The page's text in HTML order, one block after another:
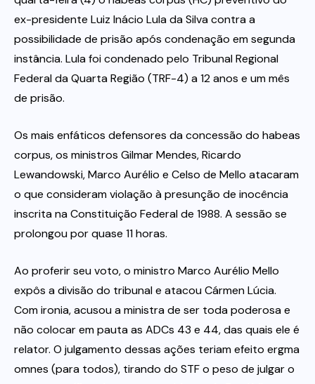
Itau
Financeiras e Cooperativas
ex-presidente Luiz Inácio Lula da Silva contra a
possibilidade de prisão após condenação em segunda
instância. Lula foi condenado pelo Tribunal Regional
Federal da Quarta Região (TRF-4) a 12 anos e um mês
de prisão.
Os mais enfáticos defensores da concessão do habeas
corpus, os ministros Gilmar Mendes, Ricardo
Lewandowski, Marco Aurélio e Celso de Mello atacaram
o que consideram violação à presunção de inocência
inscrita na Constituição Federal de 1988. A sessão se
prolongou por quase 11 horas.
Ao proferir seu voto, o ministro Marco Aurélio Mello
expôs a divisão do tribunal e atacou Cármen Lúcia.
Com ironia, acusou a ministra de ser toda poderosa e
não colocar em pauta as ADCs 43 e 44, das quais ele é
relator. O julgamento dessas ações teriam efeito ergma
omnes (para todos), tirando do STF o peso de julgar o